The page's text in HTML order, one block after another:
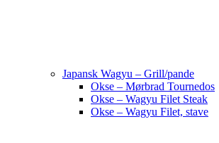
Japansk Wagyu – Grill/pande
Okse – Mørbrad Tournedos
Okse – Wagyu Filet Steak
Okse – Wagyu Filet, stave